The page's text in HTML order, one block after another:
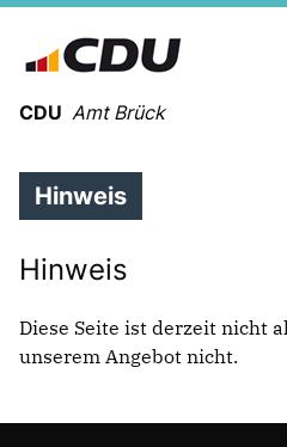
CDU Amt Brück
Erklärt in 12 Min
Hinweis
Hinweis
Diese Seite ist derzeit nicht
unserem Angebot nicht.